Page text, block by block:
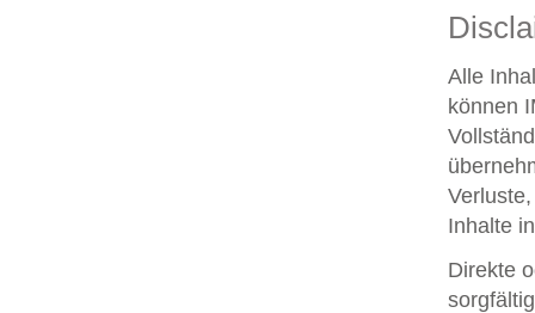
Alle
können
Inhalte
Direkte